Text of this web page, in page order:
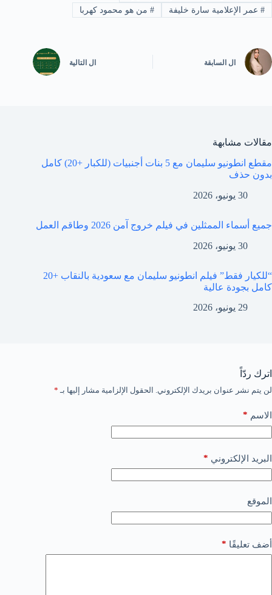
#عمر الإعلامية سارة خليفة #من هو محمود كهربا
ال السابقة ال التالية
مقالات مشابهة
مقطع انطونيو سليمان مع 5 بنات أجنبيات (للكبار +20) كامل
بدون حذف
30 يونيو، 2026
جميع أسماء الممثلين في فيلم خروج آمن 2026 وطاقم العمل
30 يونيو، 2026
“للكيار فقط” فيلم انطونيو سليمان مع سعودية بالنقاب +20
كامل بجودة عالية
29 يونيو، 2026
اترك ردّاً
لن يتم نشر عنوان بريدك الإلكتروني. الحقول الإلزامية مشار إليها بـ *
الاسم *
البريد الإلكتروني *
الموقع
أضف تعليقًا *